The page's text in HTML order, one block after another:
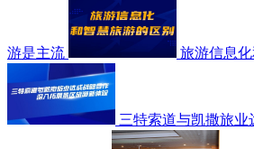
游是主流 旅游信息
三特索道与凯撒旅业